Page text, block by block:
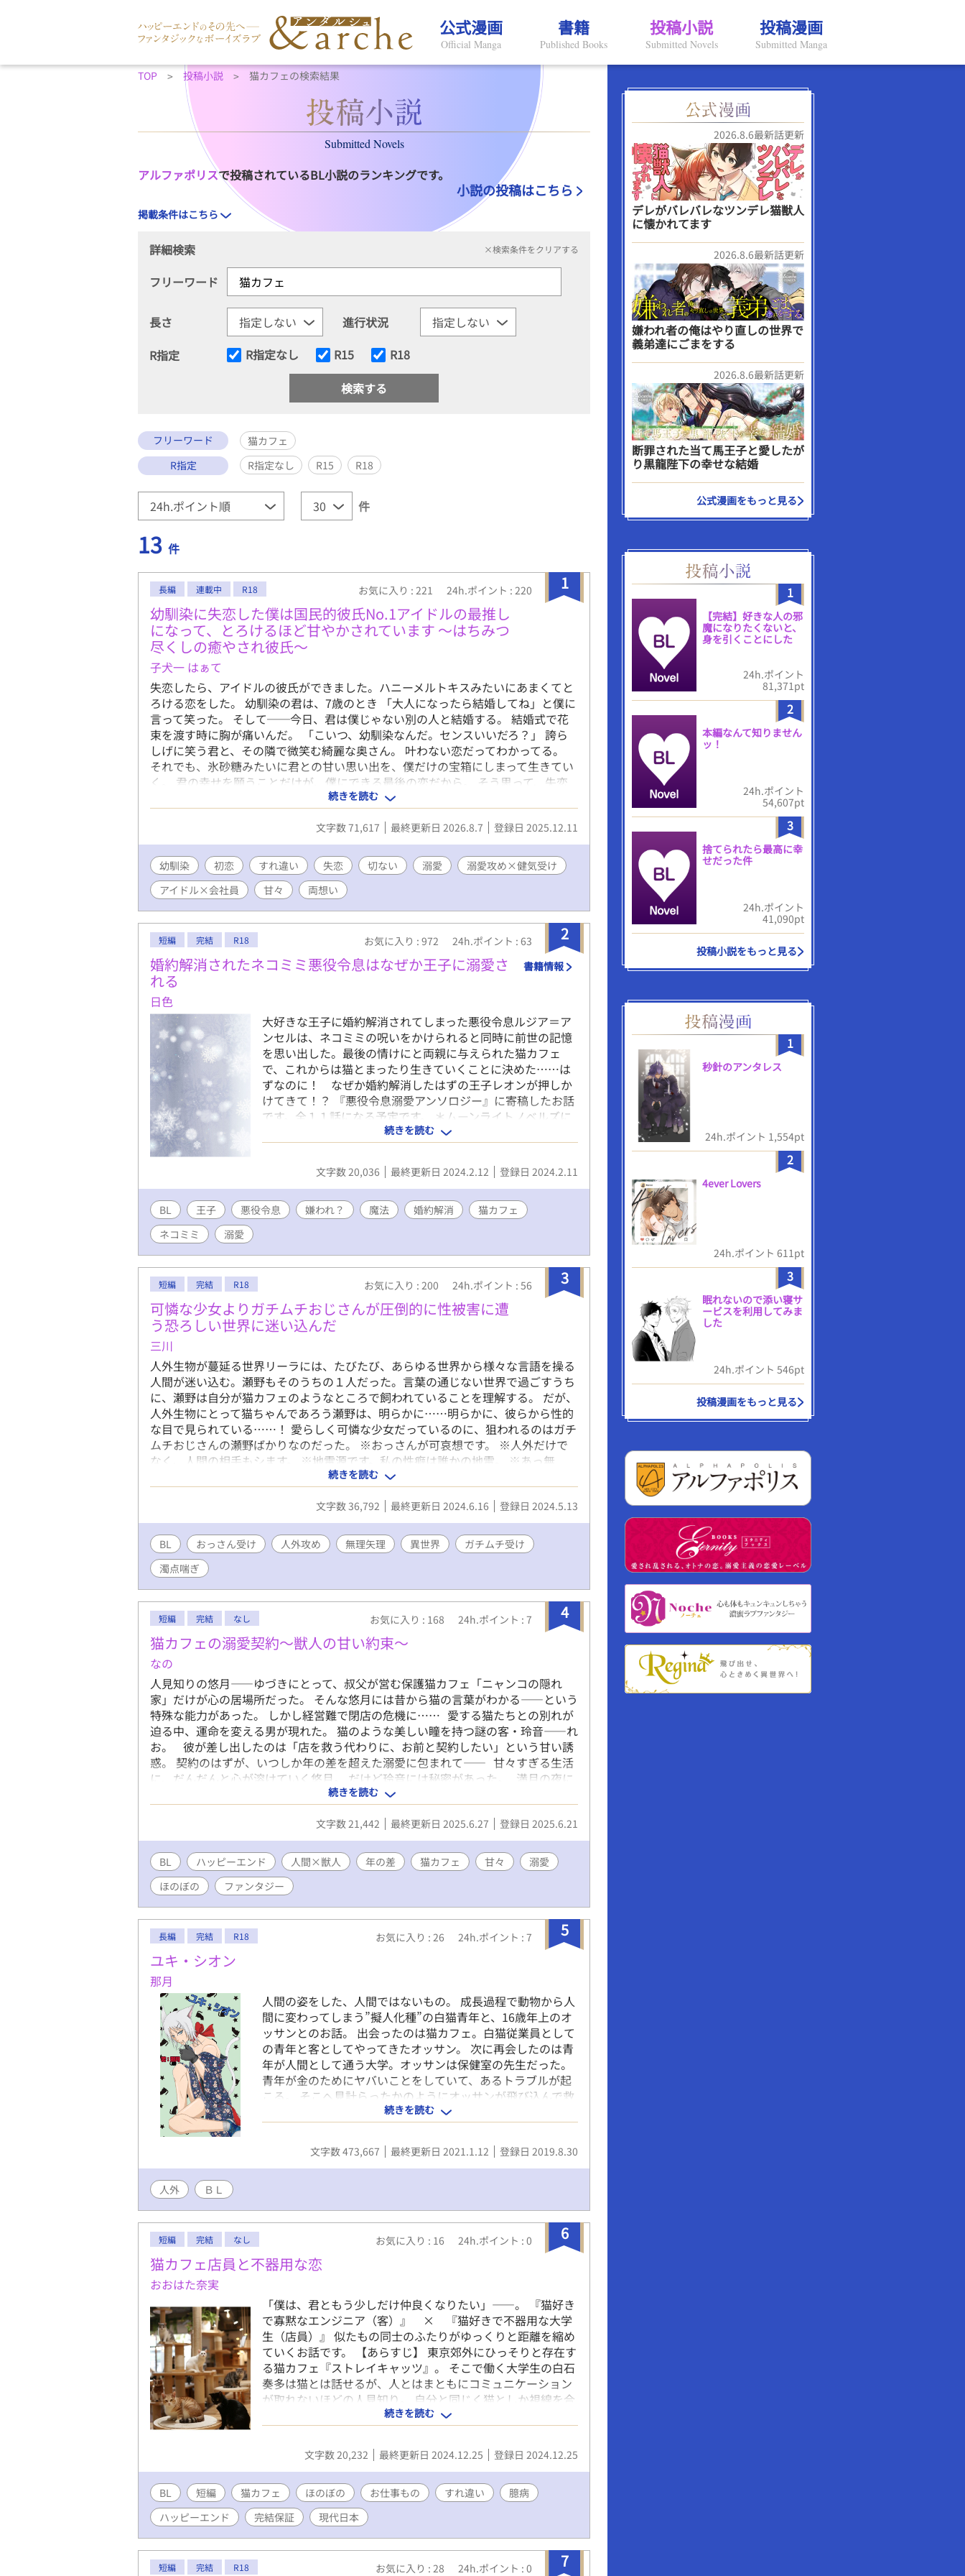
公式漫画
Official Manga
書籍
Published Books
投稿小説
Submitted Novels
投稿漫画
Submitted Manga
TOP 投稿小説 猫カフェの検索結果
Submitted Novels
アルファポリスで投稿されているBL小説のランキングです。
小説の投稿はこちら
掲載条件はこちら
詳細検索 ×検索条件をクリアする
フリーワード
長さ
進行状況
R指定
R指定なし R15 R18
フリーワード
猫カフェ
R指定
R指定なし R15 R18
件
13 件
1
長編 連載中 R18 お気に入り : 221 24h.ポイント : 220
幼馴染に失恋した僕は国民的彼氏No.1アイドルの最推し
になって、とろけるほど甘やかされています ～はちみつ
尽くしの癒やされ彼氏～
子犬一 はぁて
失恋したら、アイドルの彼氏ができました。ハニーメルトキスみたいにあまくてと
ろける恋をした。 幼馴染の君は、7歳のとき 「大人になったら結婚してね」と僕に
言って笑った。 そして──今日、君は僕じゃない別の人と結婚する。 結婚式で花
束を渡す時に胸が痛いんだ。 「こいつ、幼馴染なんだ。センスいいだろ？」 誇ら
しげに笑う君と、その隣で微笑む綺麗な奥さん。 叶わない恋だってわかってる。
それでも、氷砂糖みたいに君との甘い思い出を、僕だけの宝箱にしまって生きてい
く。 君の幸せを願うことだけが、僕にできる最後の恋だから。 そう思って、失恋
の悲しみを猫カフェで埋めていたある日のこと。 僕は“彼“に出逢った。 その人は
僕に愛を教えてくれる人でした。 はちみつみたいに甘くてやさしくてとろける恋。
ハニーメルトキスって言葉が似合う人。 そして僕はどうやら彼の最推しになってし
まったらしいんです。 けれど、彼の生き方は僕とはまるで正反対で──。 『国民
的彼氏No.1』カリスマアイドル×失恋したてほやほやの広報部会社員
──────────── 作品へのご感想ありがとうございます♡♡ わたしの押
し間違いで、ネタバレあり表示になってしまいました。 変更ができないようなの
で、こちらでお知らせさせていただきます(*^^*) ご感想とても嬉しいです！ありが
とうございます。 ✩タイトル変更のお知らせ✩ (旧) 昔「結婚しよう」と言ってくれ
た幼馴染は今日、僕以外の人と結婚する
続きを読む
文字数 71,617 最終更新日 2026.8.7 登録日 2025.12.11
幼馴染 初恋 すれ違い 失恋 切ない 溺愛
溺愛攻め×健気受け
アイドル×会社員
甘々 両想い
2
短編 完結 R18 お気に入り : 972 24h.ポイント : 63
婚約解消されたネコミミ悪役令息はなぜか王子に溺愛さ
れる
日色
書籍情報
大好きな王子に婚約解消されてしまった悪役令息ルジア＝ア
ンセルは、ネコミミの呪いをかけられると同時に前世の記憶
を思い出した。最後の情けにと両親に与えられた猫カフェ
で、これからは猫とまったり生きていくことに決めた……は
ずなのに！ なぜか婚約解消したはずの王子レオンが押しか
けてきて！？ 『悪役令息溺愛アンソロジー』に寄稿したお話
です。全１１話になる予定です。 ＊ムーンライトノベルズに
続きを読む
文字数 20,036 最終更新日 2024.2.12 登録日 2024.2.11
BL 王子 悪役令息 嫌われ？ 魔法 婚約解消
猫カフェ
ネコミミ
溺愛
3
短編 完結 R18 お気に入り : 200 24h.ポイント : 56
可憐な少女よりガチムチおじさんが圧倒的に性被害に遭
う恐ろしい世界に迷い込んだ
三川
人外生物が蔓延る世界リーラには、たびたび、あらゆる世界から様々な言語を操る
人間が迷い込む。瀬野もそのうちの１人だった。言葉の通じない世界で過ごすうち
に、瀬野は自分が猫カフェのようなところで飼われていることを理解する。 だが、
人外生物にとって猫ちゃんであろう瀬野は、明らかに……明らかに、彼らから性的
な目で見られている……！ 愛らしく可憐な少女だっているのに、狙われるのはガチ
ムチおじさんの瀬野ばかりなのだった。 ※おっさんが可哀想です。 ※人外だけで
なく、人間の相手もシます。 ※地雷源です。私の性癖は誰かの地雷。 ※あっ無
理……となったら見なかったことにできる人向けです。 ※エロ多めにしときまし
た！
続きを読む
文字数 36,792 最終更新日 2024.6.16 登録日 2024.5.13
BL おっさん受け 人外攻め 無理矢理 異世界
ガチムチ受け
濁点喘ぎ
4
短編 完結 なし お気に入り : 168 24h.ポイント : 7
猫カフェの溺愛契約〜獣人の甘い約束〜
なの
人見知りの悠月――ゆづきにとって、叔父が営む保護猫カフェ「ニャンコの隠れ
家」だけが心の居場所だった。 そんな悠月には昔から猫の言葉がわかる――という
特殊な能力があった。 しかし経営難で閉店の危機に…… 愛する猫たちとの別れが
迫る中、運命を変える男が現れた。 猫のような美しい瞳を持つ謎の客・玲音――れ
お。 彼が差し出したのは「店を救う代わりに、お前と契約したい」という甘い誘
惑。 契約のはずが、いつしか年の差を超えた溺愛に包まれて―― 甘々すぎる生活
に、だんだんと心が溶けていく悠月。 だけど玲音には秘密があった。 満月の夜に
現れる獣の姿。猫たちだけが知る彼の正体、そして命をかけた契約の真実 「君を守
るためなら、俺は何でもする」 これは愛なのか契約だけなのか…… すべてを賭け
た禁断の恋の行方は？ 猫たちが見守る小さなカフェで紡がれる、奇跡のハッピーエ
ンド。
続きを読む
文字数 21,442 最終更新日 2025.6.27 登録日 2025.6.21
BL ハッピーエンド 人間×獣人 年の差 猫カフェ 甘々
溺愛
ほのぼの
ファンタジー
5
長編 完結 R18 お気に入り : 26 24h.ポイント : 7
ユキ・シオン
那月
人間の姿をした、人間ではないもの。 成長過程で動物から人
間に変わってしまう”擬人化種”の白猫青年と、16歳年上のオ
ッサンとのお話。 出会ったのは猫カフェ。白猫従業員として
の青年と客としてやってきたオッサン。 次に再会したのは青
年が人間として通う大学。オッサンは保健室の先生だった。
青年が金のためにヤバいことをしていて、あるトラブルが起
こる。 そこへ見計らったかのようにオッサンが飛び込んで救
出したのをきっかけに２人の距離は縮まり…… ※表紙絵は自
作。本編は進むにつれてどんどん動物園と化します(笑)
続きを読む
文字数 473,667 最終更新日 2021.1.12 登録日 2019.8.30
人外 ＢＬ
6
短編 完結 なし お気に入り : 16 24h.ポイント : 0
猫カフェ店員と不器用な恋
おおはた奈実
「僕は、君ともう少しだけ仲良くなりたい」――。 『猫好き
で寡黙なエンジニア（客）』 × 『猫好きで不器用な大学
生（店員）』 似たもの同士のふたりがゆっくりと距離を縮め
ていくお話です。 【あらすじ】 東京郊外にひっそりと存在す
る猫カフェ『ストレイキャッツ』。 そこで働く大学生の白石
奏多は猫とは話せるが、人とはまともにコミュニケーション
が取れないほどの人見知り。 自分と同じく猫としか視線を合
わせないお客さん・加賀谷真のことが気になる奏多だが、お
互いに猫としか会話しないため関係はいつまで経っても進展
しない。 ある日、店の看板猫であるたまごのイベントでふた
りはすれ違いからトラブルに発展してしまうが、店長の助け
続きを読む
文字数 20,232 最終更新日 2024.12.25 登録日 2024.12.25
BL 短編 猫カフェ ほのぼの お仕事もの すれ違い
臆病
ハッピーエンド
完結保証 現代日本
7
短編 完結 R18 お気に入り : 28 24h.ポイント : 0
2026.8.6最新話更新
デレがバレバレなツンデレ猫獣人
に懐かれてます
2026.8.6最新話更新
嫌われ者の俺はやり直しの世界で
義弟達にごまをする
2026.8.6最新話更新
断罪された当て馬王子と愛したが
り黒龍陛下の幸せな結婚
公式漫画をもっと見る
1
【完結】好きな人の邪
魔になりたくないと、
身を引くことにした
24h.ポイント
81,371pt
2
本編なんて知りません
ッ！
24h.ポイント
54,607pt
3
捨てられたら最高に幸
せだった件
24h.ポイント
41,090pt
投稿小説をもっと見る
1
秒針のアンタレス
24h.ポイント 1,554pt
2
4ever Lovers
24h.ポイント 611pt
3
眠れないので添い寝サ
ービスを利用してみま
した
24h.ポイント 546pt
投稿漫画をもっと見る